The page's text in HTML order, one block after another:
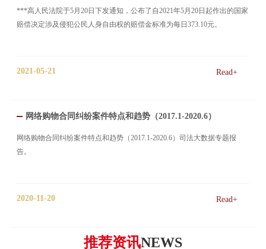
373.10元
***高人民法院于5月20日下发通知，公布了自2021年5月20日起作出的国家
赔偿决定涉及侵犯公民人身自由权的赔偿金标准为每日373.10元。
2021-05-21 Read+
网络购物合同纠纷案件特点和趋势（2017.1-2020.6）
网络购物合同纠纷案件特点和趋势（2017.1-2020.6）司法大数据专题报
告。
2020-11-20 Read+
推荐资讯NEWS